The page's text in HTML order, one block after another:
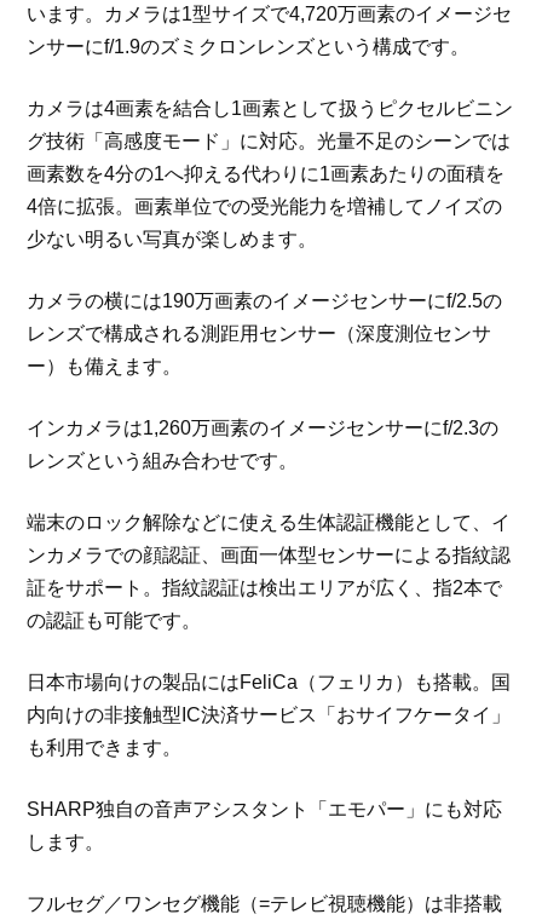
います。カメラは1型サイズで4,720万画素のイメージセ
ンサーにf/1.9のズミクロンレンズという構成です。
カメラは4画素を結合し1画素として扱うピクセルビニン
グ技術「高感度モード」に対応。光量不足のシーンでは
画素数を4分の1へ抑える代わりに1画素あたりの面積を
4倍に拡張。画素単位での受光能力を増補してノイズの
少ない明るい写真が楽しめます。
カメラの横には190万画素のイメージセンサーにf/2.5の
レンズで構成される測距用センサー（深度測位センサ
ー）も備えます。
インカメラは1,260万画素のイメージセンサーにf/2.3の
レンズという組み合わせです。
端末のロック解除などに使える生体認証機能として、イ
ンカメラでの顔認証、画面一体型センサーによる指紋認
証をサポート。指紋認証は検出エリアが広く、指2本で
の認証も可能です。
日本市場向けの製品にはFeliCa（フェリカ）も搭載。国
内向けの非接触型IC決済サービス「おサイフケータイ」
も利用できます。
SHARP独自の音声アシスタント「エモパー」にも対応
します。
フルセグ／ワンセグ機能（=テレビ視聴機能）は非搭載